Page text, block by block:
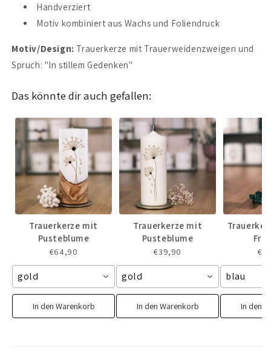
Handverziert
Motiv kombiniert aus Wachs und Foliendruck
Motiv/Design: Trauerkerze mit Trauerweidenzweigen und
Spruch: "In stillem Gedenken"
Das könnte dir auch gefallen:
Trauerkerze mit
Pusteblume
€64,90
gold
In den Warenkorb
Trauerkerze mit
Pusteblume
€39,90
gold
In den Warenkorb
blau
In den